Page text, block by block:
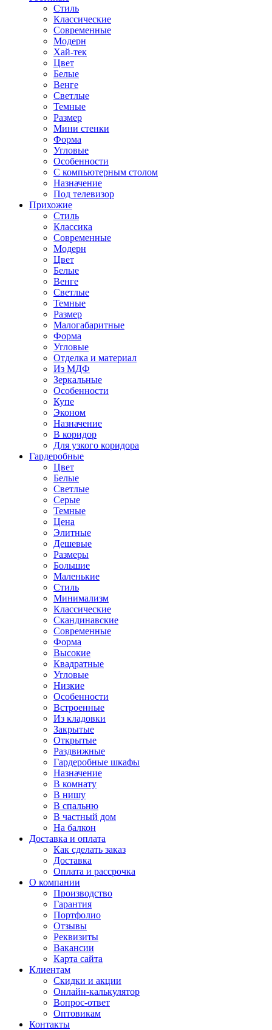
Стиль
Классические
Современные
Модерн
Хай-тек
Цвет
Белые
Венге
Светлые
Темные
Размер
Мини стенки
Форма
Угловые
Особенности
С компьютерным столом
Назначение
Под телевизор
Прихожие
Стиль
Классика
Современные
Модерн
Цвет
Белые
Венге
Светлые
Темные
Размер
Малогабаритные
Форма
Угловые
Отделка и материал
Из МДФ
Зеркальные
Особенности
Купе
Эконом
Назначение
В коридор
Для узкого коридора
Гардеробные
Цвет
Белые
Светлые
Серые
Темные
Цена
Элитные
Дешевые
Размеры
Большие
Маленькие
Стиль
Минимализм
Классические
Скандинавские
Современные
Форма
Высокие
Квадратные
Угловые
Низкие
Особенности
Встроенные
Из кладовки
Закрытые
Открытые
Раздвижные
Гардеробные шкафы
Назначение
В комнату
В нишу
В спальню
В частный дом
На балкон
Доставка и оплата
Как сделать заказ
Доставка
Оплата и рассрочка
О компании
Производство
Гарантия
Портфолио
Отзывы
Реквизиты
Вакансии
Карта сайта
Клиентам
Скидки и акции
Онлайн-калькулятор
Вопрос-ответ
Оптовикам
Контакты